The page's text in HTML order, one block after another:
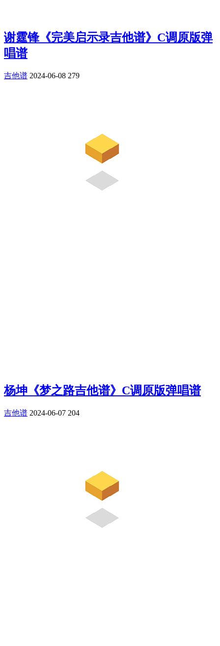
谢霆锋《完美启示录吉他谱》C调原版弹
唱谱
吉他谱 2024-06-08 279
杨坤《梦之路吉他谱》C调原版弹唱谱
吉他谱 2024-06-07 204